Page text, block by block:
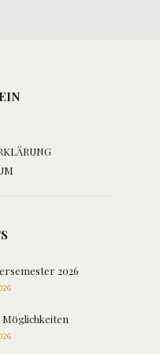
2026
Möglichkeiten